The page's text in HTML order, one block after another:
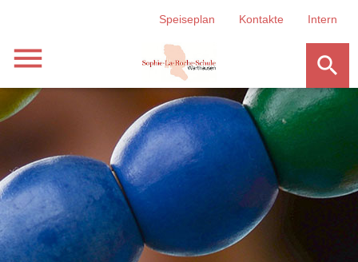
Speiseplan Kontakte Intern
search
menu